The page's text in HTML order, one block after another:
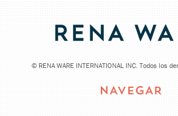
© RENA WARE INTERNATIONAL INC. Todos los
NAVEGAR